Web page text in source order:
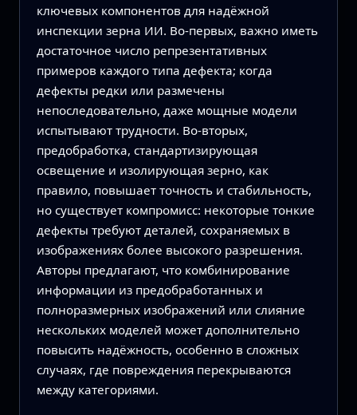
ключевых компонентов для надёжной
инспекции зерна ИИ. Во‑первых, важно иметь
достаточное число репрезентативных
примеров каждого типа дефекта; когда
дефекты редки или размечены
непоследовательно, даже мощные модели
испытывают трудности. Во‑вторых,
предобработка, стандартизирующая
освещение и изолирующая зерно, как
правило, повышает точность и стабильность,
но существует компромисс: некоторые тонкие
дефекты требуют деталей, сохраняемых в
изображениях более высокого разрешения.
Авторы предлагают, что комбинирование
информации из предобработанных и
полноразмерных изображений или слияние
нескольких моделей может дополнительно
повысить надёжность, особенно в сложных
случаях, где повреждения перекрываются
между категориями.